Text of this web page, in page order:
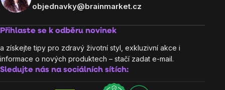
objednavky@brainmarket.cz
Přihlaste se k odběru novinek
a získejte tipy pro zdravý životní styl, exkluzivní akce i
informace o nových produktech – stačí zadat e-mail.
Sledujte nás na sociálních sítích: